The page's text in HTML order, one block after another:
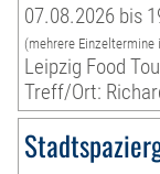
07.08.2026 bis
(mehrere Einzeltermine
Leipzig Food
Treff/Ort: